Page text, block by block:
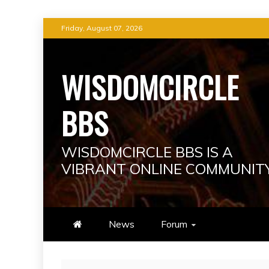
to
Friday, August 07, 2026
WISDOMCIRCLE
BBS
WISDOMCIRCLE BBS IS A
VIBRANT ONLINE
News Forum